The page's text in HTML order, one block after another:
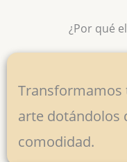
¿Por qué
Transformamos
arte dotándolos
comodidad.